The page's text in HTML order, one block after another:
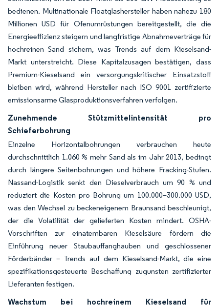
bedienen. Multinationale Floatglashersteller haben nahezu 180
Millionen USD für Ofenumrüstungen bereitgestellt, die die
Energieeffizienz steigern und langfristige Abnahmeverträge für
hochreinen Sand sichern, was Trends auf dem Kieselsand-
Markt unterstreicht. Diese Kapitalzusagen bestätigen, dass
Premium-Kieselsand ein versorgungskritischer Einsatzstoff
bleiben wird, während Hersteller nach ISO 9001 zertifizierte
emissionsarme Glasproduktionsverfahren verfolgen.
Zunehmende Stützmittelintensität pro
Schieferbohrung
Einzelne Horizontalbohrungen verbrauchen heute
durchschnittlich 1.060 % mehr Sand als im Jahr 2013, bedingt
durch längere Seitenbohrungen und höhere Fracking-Stufen.
Nassand-Logistik senkt den Dieselverbrauch um 90 % und
reduziert die Kosten pro Bohrung um 100.000–300.000 USD,
was den Wechsel zu beckeneigenem Braunsand beschleunigt,
der die Volatilität der gelieferten Kosten mindert. OSHA-
Vorschriften zur einatembaren Kieselsäure fördern die
Einführung neuer Staubauffanghauben und geschlossener
Förderbänder – Trends auf dem Kieselsand-Markt, die eine
spezifikationsgesteuerte Beschaffung zugunsten zertifizierter
Lieferanten festigen.
Wachstum bei hochreinem Kieselsand für